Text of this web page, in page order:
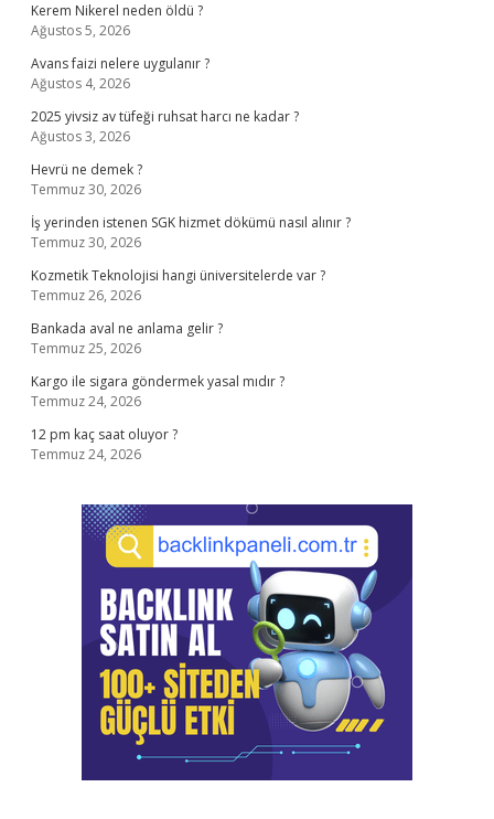
Kerem Nikerel neden öldü ?
Ağustos 5, 2026
Avans faizi nelere uygulanır ?
Ağustos 4, 2026
2025 yivsiz av tüfeği ruhsat harcı ne kadar ?
Ağustos 3, 2026
Hevrü ne demek ?
Temmuz 30, 2026
İş yerinden istenen SGK hizmet dökümü nasıl alınır ?
Temmuz 30, 2026
Kozmetik Teknolojisi hangi üniversitelerde var ?
Temmuz 26, 2026
Bankada aval ne anlama gelir ?
Temmuz 25, 2026
Kargo ile sigara göndermek yasal mıdır ?
Temmuz 24, 2026
12 pm kaç saat oluyor ?
Temmuz 24, 2026